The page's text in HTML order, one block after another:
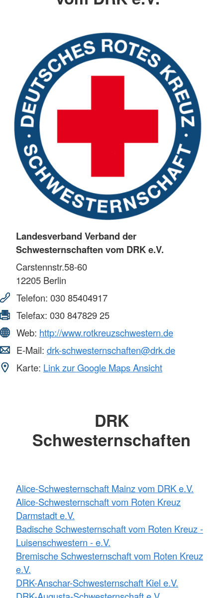
Landesverband Verband der
Schwesternschaften vom DRK e.V.
Carstennstr.58-60
12205 Berlin
Telefon: 030 85404917
Telefax: 030 847829 25
Web: http://www.rotkreuzschwestern.de
E-Mail: drk-schwesternschaften@drk.de
Karte: Link zur Google Maps Ansicht
DRK
Schwesternschaften
Alice-Schwesternschaft Mainz vom DRK e.V.
Alice-Schwesternschaft vom Roten Kreuz
Darmstadt e.V.
Badische Schwesternschaft vom Roten Kreuz -
Luisenschwestern - e.V.
Bremische Schwesternschaft vom Roten Kreuz
e.V.
DRK-Anschar-Schwesternschaft Kiel e.V.